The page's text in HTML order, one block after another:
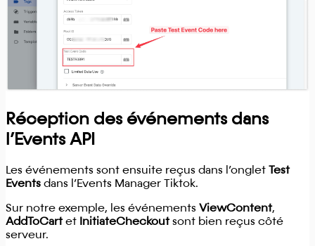
Réception des événements dans
l’Events API
Les événements sont ensuite reçus dans l’onglet
Test
Events dans l’Events Manager Tiktok.
Sur notre exemple, les événements ViewContent,
AddToCartet InitiateCheckoutsont bien reçus côté
serveur.